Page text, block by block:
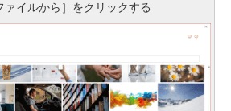
ァイルから］をクリックする